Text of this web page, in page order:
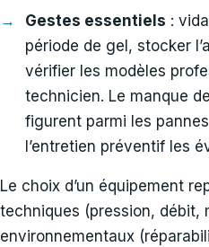
Gestes essentiels :
période de gel, stocker
vérifier les modèles
technicien. Le manque
figurent parmi les
l’entretien préventif les
Le choix d’un équipement
techniques (pression, débit,
environnementaux